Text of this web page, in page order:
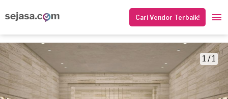
Cari Vendor Terbaik!
1 / 1